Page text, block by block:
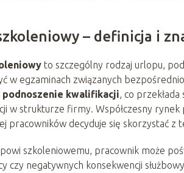
– definicja i
to szczególny rodzaj urlopu,
w egzaminach związanych
podnoszenie kwalifikacji, co
w strukturze firmy. Współczesny rynek
pracowników decyduje się skorzystać z
szkoleniowemu, pracownik może
czy negatywnych konsekwencji